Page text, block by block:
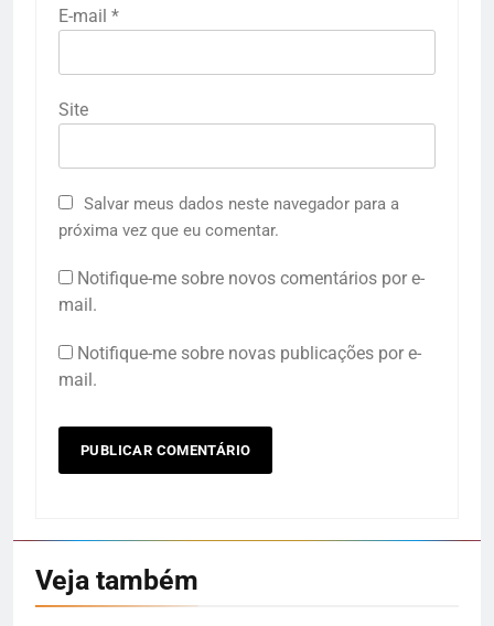
E-mail *
Site
Salvar meus dados neste navegador para a
próxima vez que eu comentar.
Notifique-me sobre novos comentários por e-
mail.
Notifique-me sobre novas publicações por e-
mail.
Veja também